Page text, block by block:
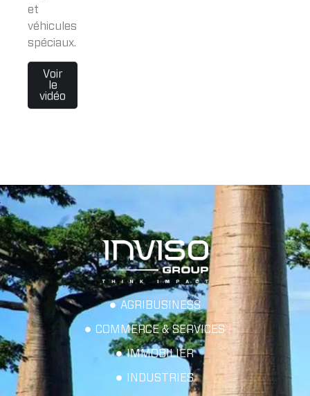
et
véhicules
spéciaux.
Voir
le
vidéo
AGRIBUSINESS
COMMERCE & SERVICES
IMMOBILIER
INDUSTRIES